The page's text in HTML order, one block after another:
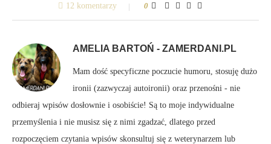
12 komentarzy 0
AMELIA BARTOŃ - ZAMERDANI.PL
Mam dość specyficzne poczucie humoru, stosuję dużo
ironii (zazwyczaj autoironii) oraz przenośni - nie
odbieraj wpisów dosłownie i osobiście! Są to moje indywidualne
przemyślenia i nie musisz się z nimi zgadzać, dlatego przed
rozpoczęciem czytania wpisów skonsultuj się z weterynarzem lub